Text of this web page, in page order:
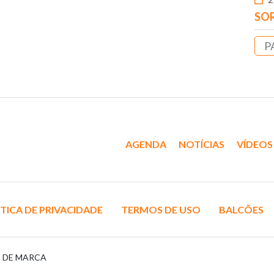
AGENDA NOTÍCIAS VÍDEOS
DE PRIVACIDADE TERMOS DE USO BALCÕES
MARCA